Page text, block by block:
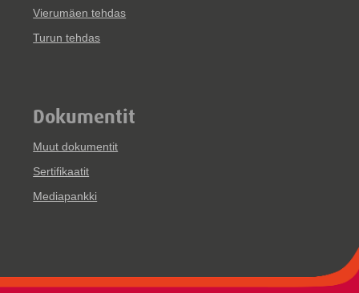
Vierumäen tehdas
Turun tehdas
Dokumentit
Muut dokumentit
Sertifikaatit
Mediapankki